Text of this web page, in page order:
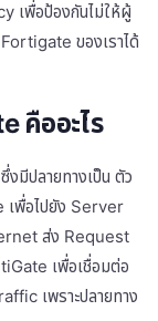
เพื่อป้องกันไม่ให้ผู้
ของเราได้
คืออะไร
มีปลายทางเป็น ตัว
เพื่อไปยัง Server
ส่ง Request
เพื่อเชื่อมต่อ
เพราะปลายทาง